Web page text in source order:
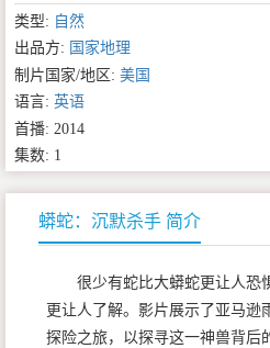
类型: 自然
出品方: 国家地理
制片国家/地区: 美国
语言: 英语
首播: 2014
集数: 1
蟒蛇：沉默杀手 简介
很少有蛇比大蟒蛇更让人恐
更让人了解。影片展示了亚马逊
探险之旅，以探寻这一神兽背后